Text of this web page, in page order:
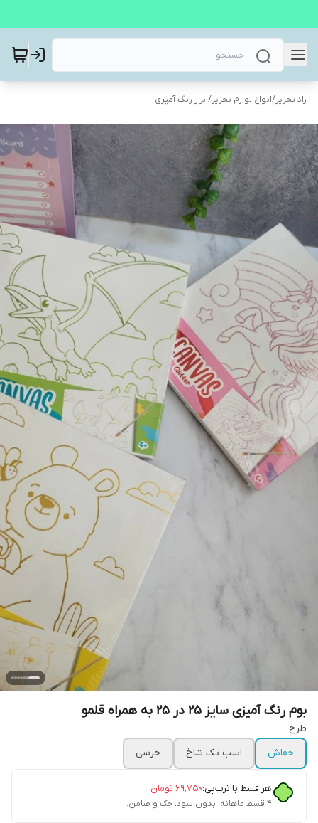
راد تحریر/انواع لوازم تحریر/ابزار رنگ آمیزی
بوم رنگ آمیزی سایز ۲۵ در ۲۵ به همراه قلمو
طرح
خفاش
اسب تک شاخ خرسی
هر قسط با ترب‌پی:۶۹٬۷۵۰ تومان
۴ قسط ماهانه. بدون سود، چک و ضامن.